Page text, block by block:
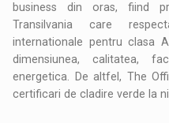
business din oras, fiind
Transilvania care
internationale pentru clasa
dimensiunea, calitatea,
energetica. De altfel, The
certificari de cladire verde la